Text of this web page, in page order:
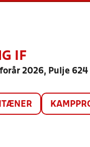
IF
forår 2026, Pulje 624